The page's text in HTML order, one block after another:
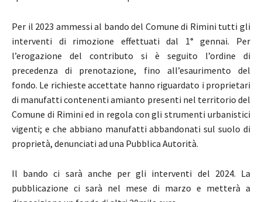
Per il 2023 ammessi al bando del Comune di Rimini tutti gli
interventi di rimozione effettuati dal 1° gennai. Per
l’erogazione del contributo si è seguito l’ordine di
precedenza di prenotazione, fino all’esaurimento del
fondo. Le richieste accettate hanno riguardato i proprietari
di manufatti contenenti amianto presenti nel territorio del
Comune di Rimini ed in regola con gli strumenti urbanistici
vigenti; e che abbiano manufatti abbandonati sul suolo di
proprietà, denunciati ad una Pubblica Autorità.
Il bando ci sarà anche per gli interventi del 2024. La
pubblicazione ci sarà nel mese di marzo e metterà a